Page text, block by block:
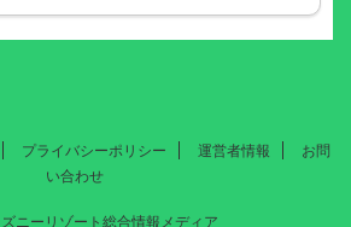
プライバシーポリシー 運営者情報
お問
い合わせ
ニーリゾート総合情報メディア